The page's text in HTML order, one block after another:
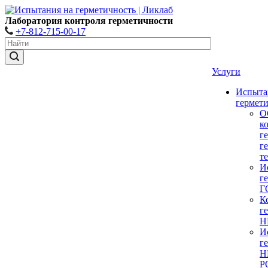
Лаборатория контроля герметичности
+7-812-715-00-17
Услуги